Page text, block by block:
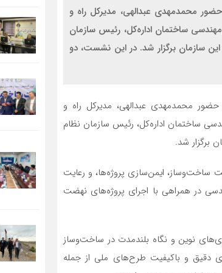
محمدمهدی عبدالهی، مدیرکل راه و
ساختمان اداره‌کل، رئیس سازمان
سازمان برگزار شد. در این نشست، دو
محمدمهدی عبدالهی، مدیرکل راه و
ساختمان اداره‌کل، رئیس سازمان نظام
برگزار شد.
ساخت‌وساز، ایمن‌سازی پروژه‌ها، و رعایت
در همراهی با اجرای پروژه‌های نهضت
نوین و نگاه بلندمدت در ساخت‌وساز
دقیق و باکیفیت طرح‌های ملی از جمله